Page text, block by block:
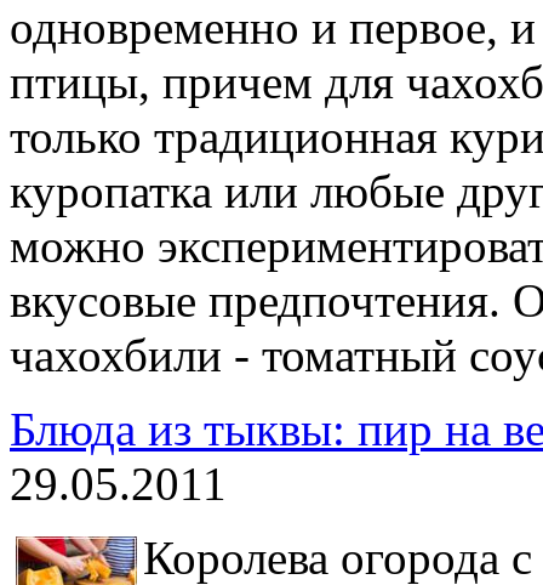
одновременно и первое, и
птицы, причем для
только традиционная
куропатка или любые
можно
вкусовые предпочтения.
чахохбили - томатный
Блюда из тыквы: пир на
29.05.2011
Королева огорода